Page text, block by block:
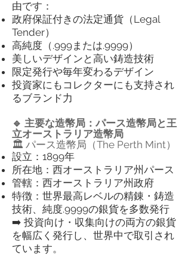
由です：
政府保証付きの法定通貨（Legal
Tender）
高純度（.999または.9999）
美しいデザインと高い鋳造技術
限定発行や毎年変わるデザイン
投資家にもコレクターにも支持され
るブランド力
🔹 主要な造幣局：パース造幣局と王
立オーストラリア造幣局
🏛️ パース造幣局（The Perth Mint）
設立：1899年
所在地：西オーストラリア州パース
管轄：西オーストラリア州政府
特徴：世界最高レベルの精錬・鋳造
技術、純度.9999の銀貨を多数発行
➡️ 投資向け・収集向けの両方の銀貨
を幅広く発行し、世界中で取引され
ています。